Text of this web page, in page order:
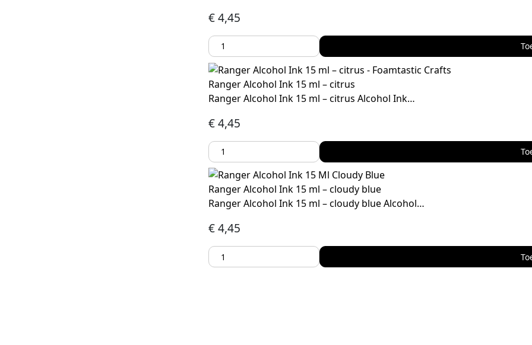
€4,45
Ranger Alcohol Ink 15 ml – citrus
Ranger Alcohol Ink 15 ml – citrus Alcohol Ink…
€4,45
Ranger Alcohol Ink 15 ml – cloudy blue
Ranger Alcohol Ink 15 ml – cloudy blue Alcohol…
€4,45